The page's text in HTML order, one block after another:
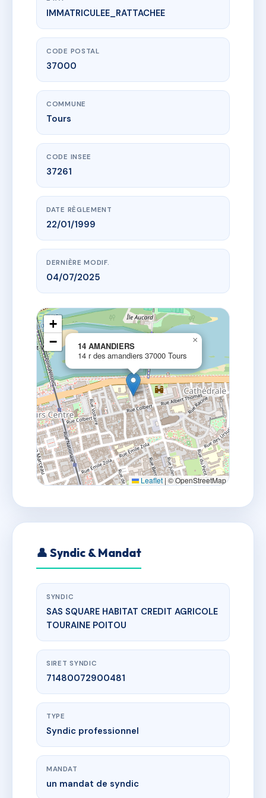
www.vme.plus/AC6391122
14 AMANDIERS
14 r des amandiers
IMMATRICULEE_RATTACHEE
CODE POSTAL
37000
COMMUNE
Tours
CODE INSEE
37261
DATE RÈGLEMENT
22/01/1999
DERNIÈRE MODIF.
04/07/2025
14 AMANDIERS
14 r des amandiers 37000 Tours
×
+
−
Leaflet | © OpenStreetMap
👤 Syndic & Mandat
SYNDIC
SAS SQUARE HABITAT CREDIT AGRICOLE
TOURAINE POITOU
SIRET SYNDIC
71480072900481
TYPE
Syndic professionnel
MANDAT
un mandat de syndic